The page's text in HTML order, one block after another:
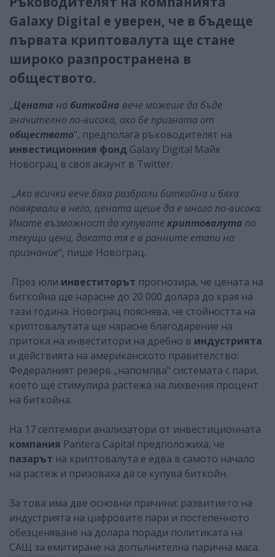
Galaxy Digital е уверен, че в бъдеще
първата криптовалута ще стане
широко разпространена в
обществото.
„Цената на биткойна вече можеше да бъде
значително по-висока, ако бе призната от
обществото", предполага ръководителят на
инвестиционния фонд Galaxy Digital Майк
Новограц в своя акаунт в Twitter.
„Ако всички вече бяха разбрали биткойна и бяха
повярвали в него, цената щеше да е много по-висока.
Имате възможност да купувате криптовалута по
текущи цени, докато тя е в ранните етапи на
признание“, пише Новограц.
През юли инвеститорът прогнозира, че цената на
биткойна ще нарасне до 20 000 долара до края на
тази година. Новограц пояснява, че стойността на
криптовалутата ще нарасне благодарение на
притока на инвеститори на дребно в индустрията
и действията на американското правителство:
Федералният резерв „напомпва" системата с пари,
което ще стимулира растежа на лихвения процент
на биткойна.
На 17 септември анализатори от инвестиционната
компания Pantera Capital предположиха, че
пазарът на криптовалута е едва в самото начало
на растеж и призоваха да се купува биткойн.
За това има две основни причини: развитието на
индустрията на цифровите пари и постепенното
обезценяване на долара поради политиката на
САЩ за емитиране на допълнителна парична маса.